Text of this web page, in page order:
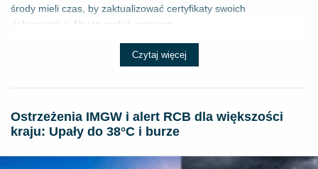
środy mieli czas, by zaktualizować certyfikaty swoich
dokumentów. Aby to zrobić wystarcz...
Czytaj więcej
Ostrzeżenia IMGW i alert RCB dla większości
kraju: Upały do 38°C i burze